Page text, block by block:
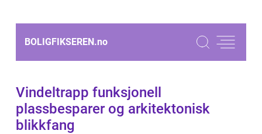
BOLIGFIKSEREN.no
Vindeltrapp funksjonell
plassbesparer og arkitektonisk
blikkfang